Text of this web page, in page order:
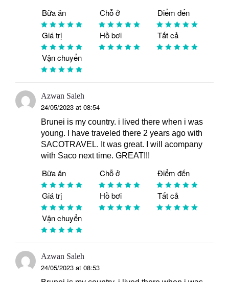
Bữa ăn Chỗ ở Điểm đến
Giá trị Hồ bơi Tất cả
Vận chuyển
Azwan Saleh
24/05/2023 at 08:54
Brunei is my country. i lived there when i was
young. I have traveled there 2 years ago with
SACOTRAVEL. It was great. I will acompany
with Saco next time. GREAT!!!
Bữa ăn Chỗ ở Điểm đến
Giá trị Hồ bơi Tất cả
Vận chuyển
Azwan Saleh
24/05/2023 at 08:53